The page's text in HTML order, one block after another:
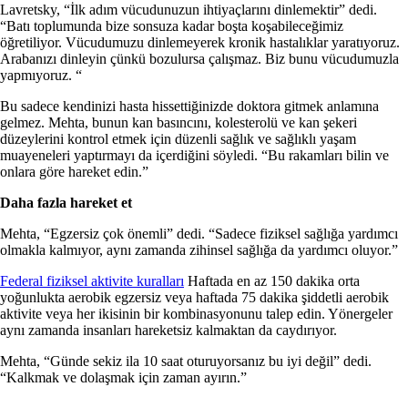
Lavretsky, “İlk adım vücudunuzun ihtiyaçlarını dinlemektir” dedi.
“Batı toplumunda bize sonsuza kadar boşta koşabileceğimiz
öğretiliyor. Vücudumuzu dinlemeyerek kronik hastalıklar yaratıyoruz.
Arabanızı dinleyin çünkü bozulursa çalışmaz. Biz bunu vücudumuzla
yapmıyoruz. “
Bu sadece kendinizi hasta hissettiğinizde doktora gitmek anlamına
gelmez. Mehta, bunun kan basıncını, kolesterolü ve kan şekeri
düzeylerini kontrol etmek için düzenli sağlık ve sağlıklı yaşam
muayeneleri yaptırmayı da içerdiğini söyledi. “Bu rakamları bilin ve
onlara göre hareket edin.”
Daha fazla hareket et
Mehta, “Egzersiz çok önemli” dedi. “Sadece fiziksel sağlığa yardımcı
olmakla kalmıyor, aynı zamanda zihinsel sağlığa da yardımcı oluyor.”
Federal fiziksel aktivite kuralları Haftada en az 150 dakika orta
yoğunlukta aerobik egzersiz veya haftada 75 dakika şiddetli aerobik
aktivite veya her ikisinin bir kombinasyonunu talep edin. Yönergeler
aynı zamanda insanları hareketsiz kalmaktan da caydırıyor.
Mehta, “Günde sekiz ila 10 saat oturuyorsanız bu iyi değil” dedi.
“Kalkmak ve dolaşmak için zaman ayırın.”